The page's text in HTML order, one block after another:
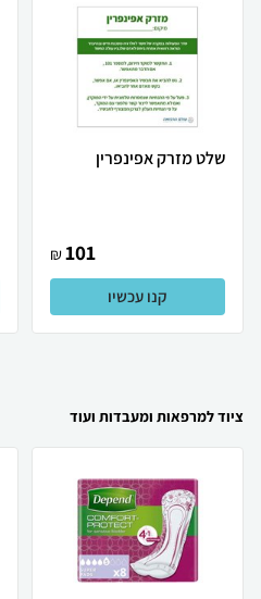
שלט מזרק אפינפרין
101
₪
קנו עכשיו
ציוד למרפאות ומעבדות ועוד